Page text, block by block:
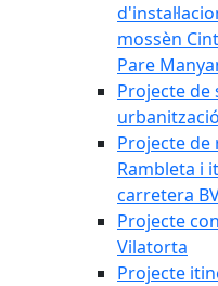
mossèn
Pare
Projecte de
Projecte
Rambleta i
carretera
Projecte
Vilatorta
Projecte